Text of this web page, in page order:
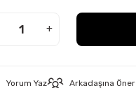
+
Yorum Yaz Arkadaşına Öner